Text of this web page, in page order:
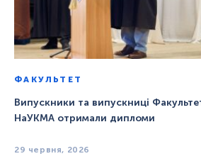
ФАКУЛЬТЕТ
Випускники та випускниці
НаУКМА отримали дипломи
29 червня, 2026